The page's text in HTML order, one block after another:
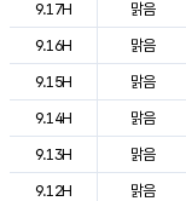
9.17H
맑음
9.16H
맑음
9.15H
맑음
9.14H
맑음
9.13H
맑음
9.12H
맑음